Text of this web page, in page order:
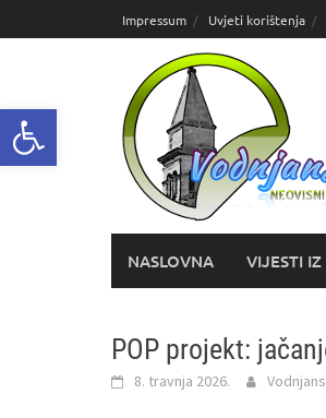
Open toolbar
do
Impressum Uvjeti korištenja
NASLOVNA VIJESTI
POP projekt:
8. travnja 2026.